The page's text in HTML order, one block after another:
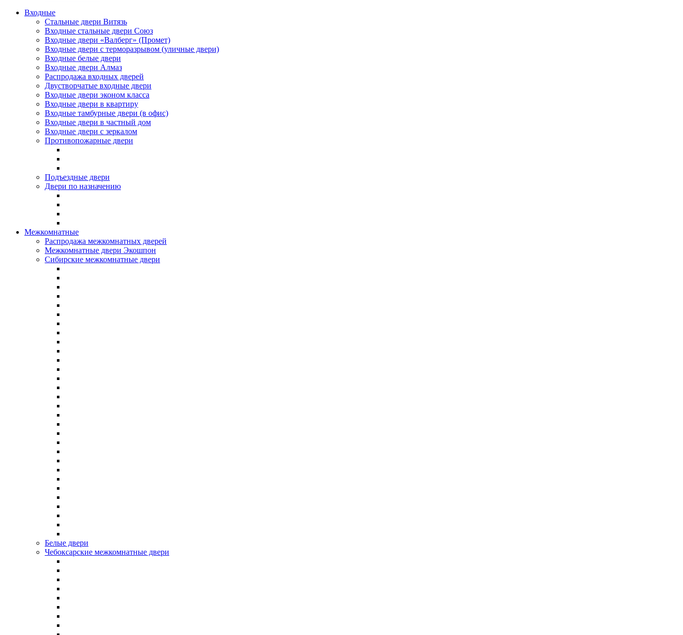
Входные
Стальные двери Витязь
Входные стальные двери Союз
Входные двери «Валберг» (Промет)
Входные двери с терморазрывом (уличные двери)
Входные белые двери
Входные двери Алмаз
Распродажа входных дверей
Двустворчатые входные двери
Входные двери эконом класса
Входные двери в квартиру
Входные тамбурные двери (в офис)
Входные двери в частный дом
Входные двери с зеркалом
Противопожарные двери
Подъездные двери
Двери по назначению
Межкомнатные
Распродажа межкомнатных дверей
Межкомнатные двери Экошпон
Сибирские межкомнатные двери
Белые двери
Чебоксарские межкомнатные двери